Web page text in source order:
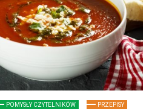
POMYSŁY CZYTELNIKÓW
PRZEPISY